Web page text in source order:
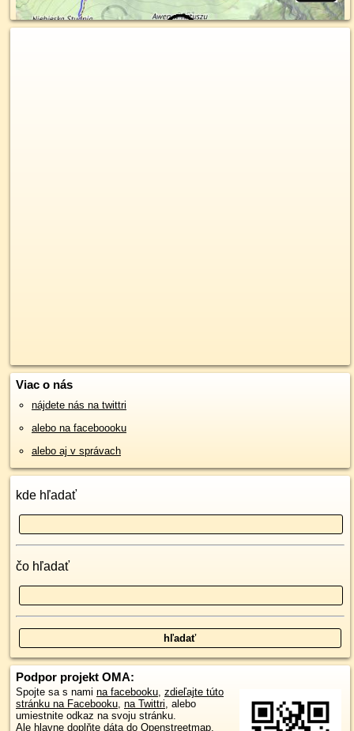
Viac o nás
nájdete nás na twittri
alebo na faceboooku
alebo aj v správach
kde hľadať
čo hľadať
Podpor projekt OMA:
Spojte sa s nami na facebooku, zdieľajte túto
stránku na Facebooku, na Twittri, alebo
umiestnite odkaz na svoju stránku.
Ale hlavne doplňte dáta do Openstreetmap,